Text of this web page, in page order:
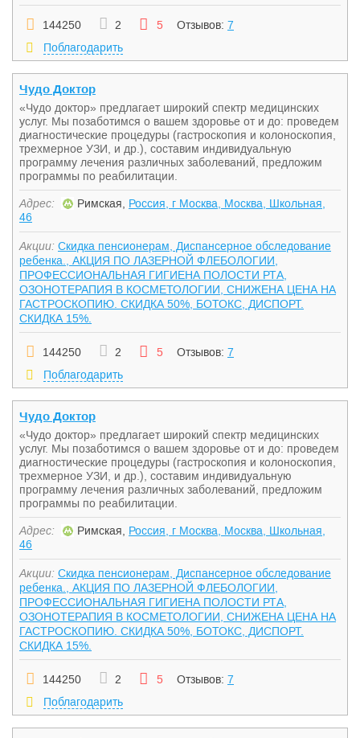
144250 2 5 Отзывов: 7
Поблагодарить
Чудо Доктор
«Чудо доктор» предлагает широкий спектр медицинских
услуг. Мы позаботимся о вашем здоровье от и до: проведем
диагностические процедуры (гастроскопия и колоноскопия,
трехмерное УЗИ, и др.), составим индивидуальную
программу лечения различных заболеваний, предложим
программы по реабилитации.
Адрес: Римская, Россия, г Москва, Москва, Школьная,
46
Акции: Скидка пенсионерам, Диспансерное обследование
ребенка., АКЦИЯ ПО ЛАЗЕРНОЙ ФЛЕБОЛОГИИ,
ПРОФЕССИОНАЛЬНАЯ ГИГИЕНА ПОЛОСТИ РТА,
ОЗОНОТЕРАПИЯ В КОСМЕТОЛОГИИ, СНИЖЕНА ЦЕНА НА
ГАСТРОСКОПИЮ. СКИДКА 50%, БОТОКС, ДИСПОРТ.
СКИДКА 15%.
144250 2 5 Отзывов: 7
Поблагодарить
Чудо Доктор
«Чудо доктор» предлагает широкий спектр медицинских
услуг. Мы позаботимся о вашем здоровье от и до: проведем
диагностические процедуры (гастроскопия и колоноскопия,
трехмерное УЗИ, и др.), составим индивидуальную
программу лечения различных заболеваний, предложим
программы по реабилитации.
Адрес: Римская, Россия, г Москва, Москва, Школьная,
46
Акции: Скидка пенсионерам, Диспансерное обследование
ребенка., АКЦИЯ ПО ЛАЗЕРНОЙ ФЛЕБОЛОГИИ,
ПРОФЕССИОНАЛЬНАЯ ГИГИЕНА ПОЛОСТИ РТА,
ОЗОНОТЕРАПИЯ В КОСМЕТОЛОГИИ, СНИЖЕНА ЦЕНА НА
ГАСТРОСКОПИЮ. СКИДКА 50%, БОТОКС, ДИСПОРТ.
СКИДКА 15%.
144250 2 5 Отзывов: 7
Поблагодарить